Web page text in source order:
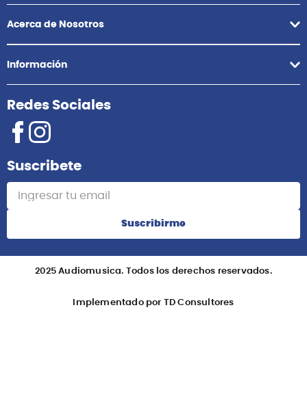
Acerca de Nosotros
Información
Redes Sociales
Suscribete
Suscribirme
2025 Audiomusica. Todos los derechos reservados.
Implementado por TD Consultores